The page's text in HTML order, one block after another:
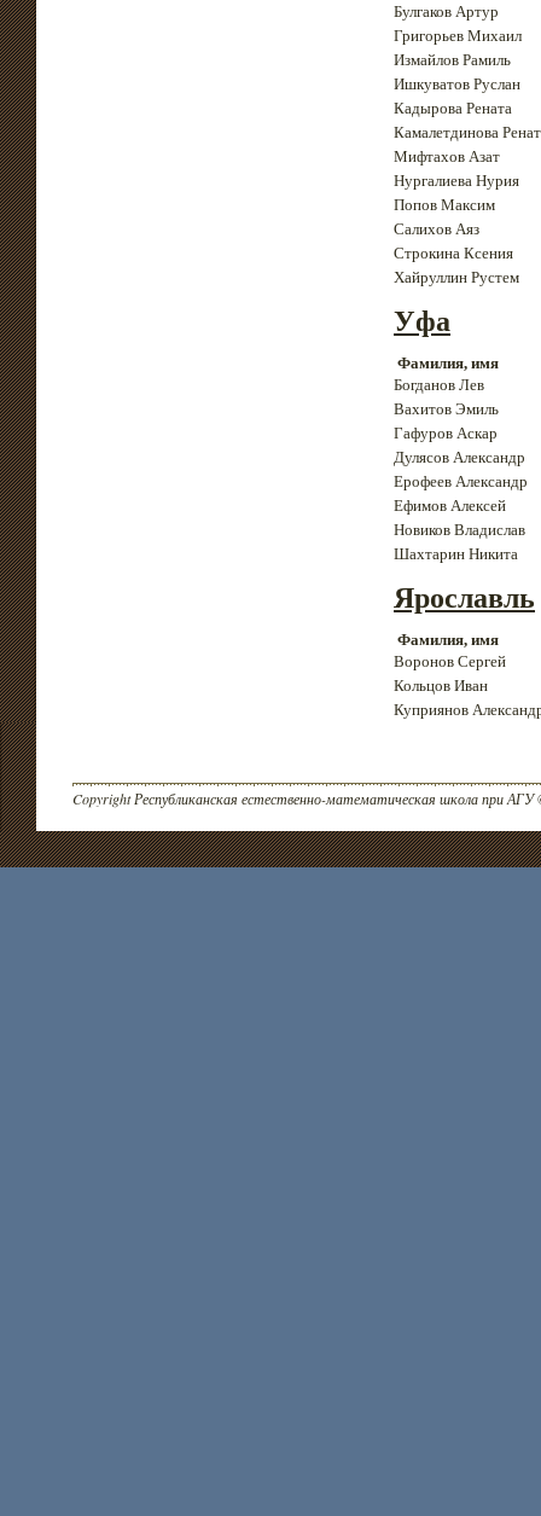
Булгаков Артур
Григорьев Михаил
Измайлов Рамиль
Ишкуватов Руслан
Кадырова Рената
Камалетдинова
Мифтахов Азат
Нургалиева Нурия
Попов Максим
Салихов Аяз
Строкина Ксения
Хайруллин Рустем
Уфа
Фамилия, имя
Богданов Лев
Вахитов Эмиль
Гафуров Аскар
Дулясов Александр
Ерофеев Александр
Ефимов Алексей
Новиков Владислав
Шахтарин Никита
Ярославль
Фамилия, имя
Воронов Сергей
Кольцов Иван
Куприянов
Copyright Республиканская естественно-математическая школа при АГУ